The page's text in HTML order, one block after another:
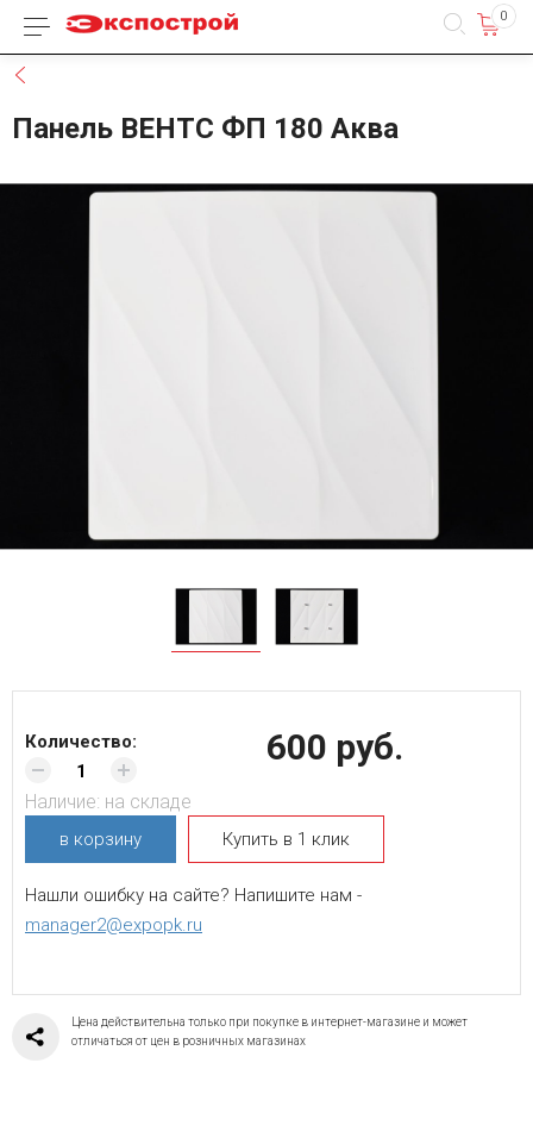
Каталог товаров 0
Панель ВЕНТС ФП 180 Аква
600 руб.
Количество:
Наличие: на складе
в корзину Купить в 1 клик
Нашли ошибку на сайте? Напишите нам -
manager2@expopk.ru
Цена действительна только при покупке в интернет-магазине и может
отличаться от цен в розничных магазинах